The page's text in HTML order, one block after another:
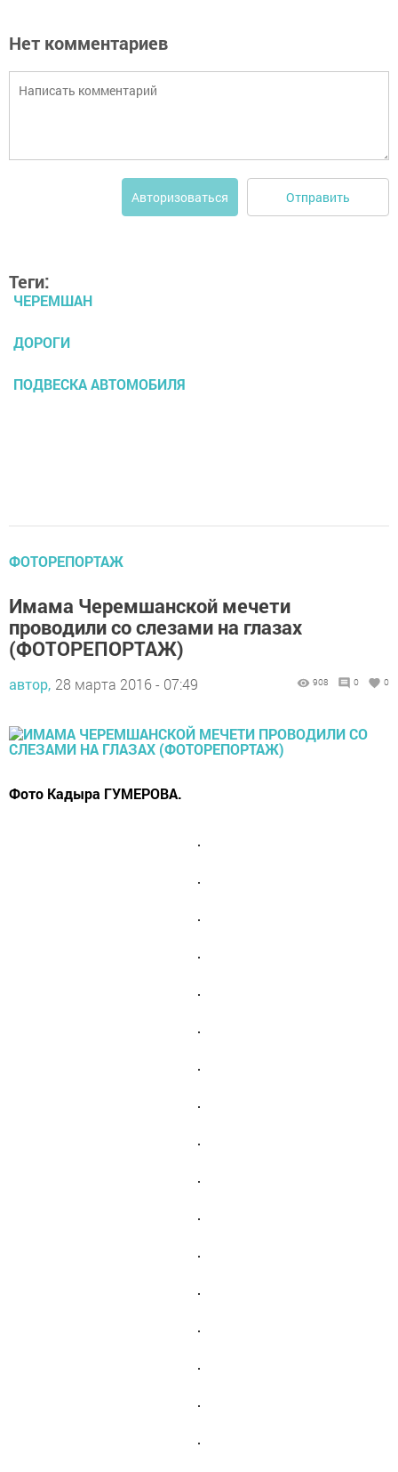
Нет комментариев
Авторизоваться Отправить
Теги:
ЧЕРЕМШАН
ДОРОГИ
ПОДВЕСКА АВТОМОБИЛЯ
ФОТОРЕПОРТАЖ
Имама Черемшанской мечети
проводили со слезами на глазах
(ФОТОРЕПОРТАЖ)
автор, 28 марта 2016 - 07:49 908 0 0
Фото Кадыра ГУМЕРОВА.